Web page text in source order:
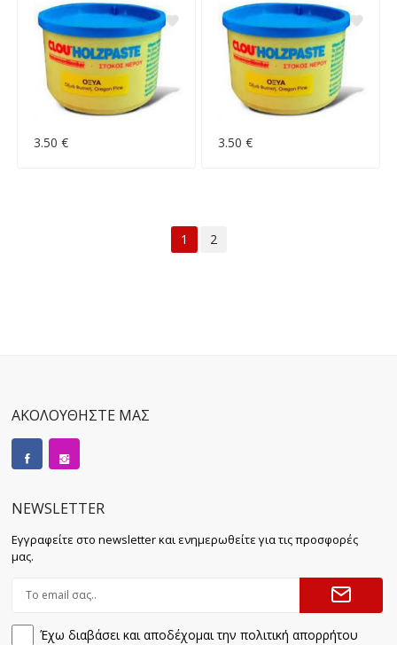
3.50 € 3.50 €
1 2
ΑΚΟΛΟΥΘΗΣΤΕ ΜΑΣ
NEWSLETTER
Εγγραφείτε στο newsletter και ενημερωθείτε για τις προσφορές
μας.
Έχω διαβάσει και αποδέχομαι την πολιτική απορρήτου